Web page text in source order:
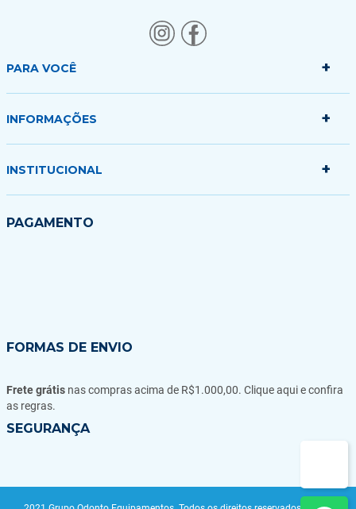
PARA VOCÊ +
Minha conta
INFORMAÇÕES +
Politica de Entrega
INSTITUCIONAL +
Quem somos
PAGAMENTO
FORMAS DE ENVIO
Frete grátis nas compras acima de R$1.000,00. Clique aqui e confira
as regras.
SEGURANÇA